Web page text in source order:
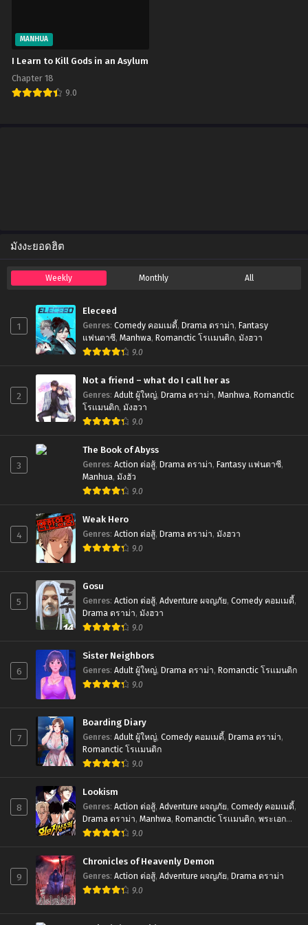
Chapter 67
Chapter 66
March 31, 2025
Chapter 62
February 6, 2025
January 30, 2025
Chapter 60
January 7, 2025
Chapter 59
October 7, 2024
Chapter 58
Chapter 57
September 11, 2024
September 11, 2024
Chapter 55
September 11, 2024
Chapter 54
September 11, 2024
Chapter 53
Chapter 52
September 11, 2024
September 11, 2024
Chapter 50
September 11, 2024
Chapter 49
September 11, 2024
Chapter 48
Chapter 47
September 11, 2024
Chapter 46
MANHUA
I Learn to Kill Gods in an Asylum
Chapter 18
9.0
มังงะยอดฮิต
Weekly Monthly All
1
Eleceed
Genres: Comedy คอมเมดี้, Drama ดราม่า, Fantasy
แฟนตาซี, Manhwa, Romanctic โรเเมนติก, มังฮวา
9.0
2
Not a friend – what do I call her as
Genres: Adult ผู้ใหญ่, Drama ดราม่า, Manhwa, Romanctic
โรเเมนติก, มังฮวา
9.0
3
The Book of Abyss
Genres: Action ต่อสู้, Drama ดราม่า, Fantasy แฟนตาซี,
Manhua, มังฮัว
9.0
4
Weak Hero
Genres: Action ต่อสู้, Drama ดราม่า, มังฮวา
9.0
5
Gosu
Genres: Action ต่อสู้, Adventure ผจญภัย, Comedy คอมเมดี้,
Drama ดราม่า, มังฮวา
9.0
6
Sister Neighbors
Genres: Adult ผู้ใหญ่, Drama ดราม่า, Romanctic โรเเมนติก
9.0
7
Boarding Diary
Genres: Adult ผู้ใหญ่, Comedy คอมเมดี้, Drama ดราม่า,
Romanctic โรเเมนติก
9.0
8
Lookism
Genres: Action ต่อสู้, Adventure ผจญภัย, Comedy คอมเมดี้,
Drama ดราม่า, Manhwa, Romanctic โรเเมนติก, พระเอก
เทพ,มังฮวา 9.0
9
Chronicles of Heavenly Demon
Genres: Action ต่อสู้, Adventure ผจญภัย, Drama ดราม่า
9.0